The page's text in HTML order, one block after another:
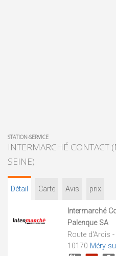
STATION-SERVICE
INTERMARCHÉ CONTACT
SEINE)
Détail Carte Avis prix
Intermarché
Palenque SA
Route d'Arcis -
10170 Méry-